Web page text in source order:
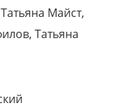
Майст,
Татьяна